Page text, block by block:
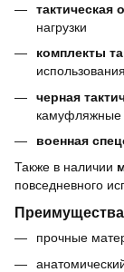
тактическая
нагрузки
комплекты
использования
черная
камуфляжные
военная
Также в наличии
повседневного
прочные